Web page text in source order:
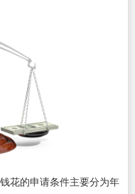
花的申请条件主要分为年